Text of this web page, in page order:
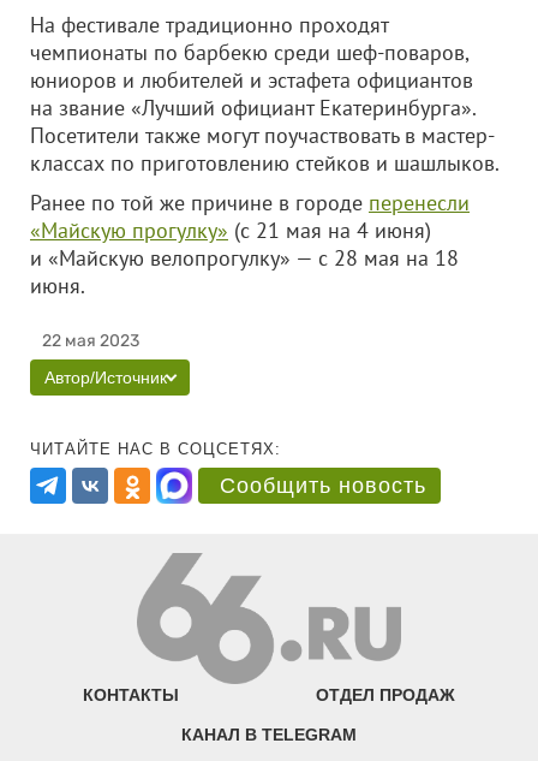
На фестивале традиционно проходят
чемпионаты по барбекю среди шеф-поваров,
юниоров и любителей и эстафета официантов
на звание «Лучший официант Екатеринбурга».
Посетители также могут поучаствовать в мастер-
классах по приготовлению стейков и шашлыков.
Ранее по той же причине в городе перенесли
«Майскую прогулку» (с 21 мая на 4 июня)
и «Майскую велопрогулку» — с 28 мая на 18
июня.
22 мая 2023
Автор/Источник
ЧИТАЙТЕ НАС В СОЦСЕТЯХ:
Сообщить новость
КОНТАКТЫ ОТДЕЛ ПРОДАЖ
КАНАЛ В TELEGRAM